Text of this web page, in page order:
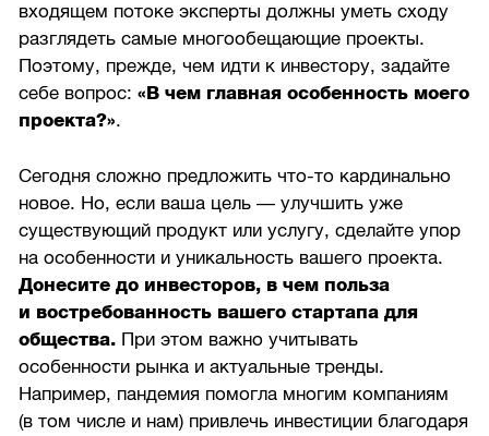
входящем потоке эксперты должны уметь сходу
разглядеть самые многообещающие проекты.
Поэтому, прежде, чем идти к инвестору, задайте
себе вопрос:«В чем главная особенность моего
проекта?».
Сегодня сложно предложить что-то кардинально
новое. Но, если ваша цель — улучшить уже
существующий продукт или услугу, сделайте упор
на особенности и уникальность вашего проекта.
Донесите до инвесторов, в чем польза
и востребованность вашего стартапа для
общества. При этом важно учитывать
особенности рынка и актуальные тренды.
Например, пандемия помогла многим компаниям
(в том числе и нам) привлечь инвестиции благодаря